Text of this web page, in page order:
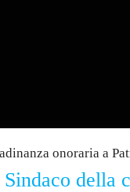
della